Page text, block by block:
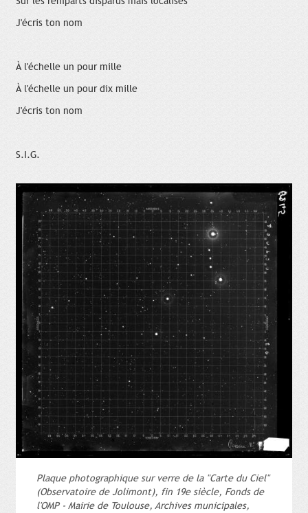
J'écris ton nom
À l'échelle un pour mille
À l'échelle un pour dix mille
J'écris ton nom
S.I.G.
Plaque photographique sur verre de la "Carte du Ciel"
(Observatoire de Jolimont), fin 19e siècle, Fonds de
l'OMP - Mairie de Toulouse, Archives municipales,